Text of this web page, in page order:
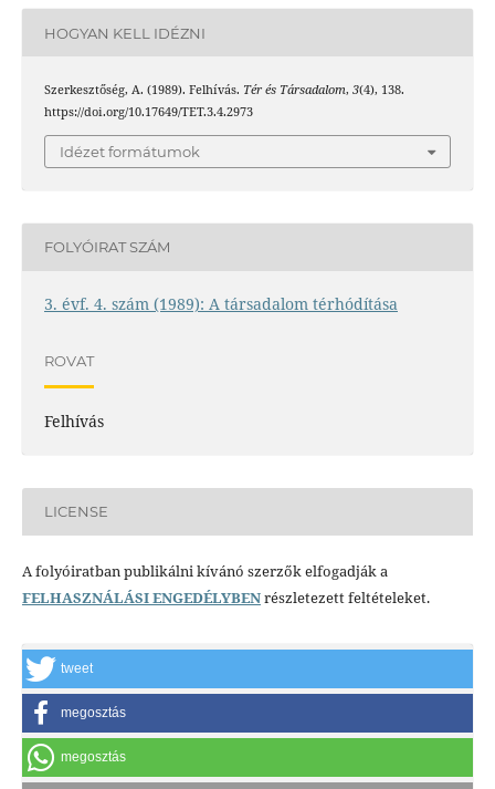
HOGYAN KELL IDÉZNI
Szerkesztőség, A. (1989). Felhívás. Tér és Társadalom, 3(4), 138.
https://doi.org/10.17649/TET.3.4.2973
Idézet formátumok
FOLYÓIRAT SZÁM
3. évf. 4. szám (1989): A társadalom térhódítása
ROVAT
Felhívás
LICENSE
A folyóiratban publikálni kívánó szerzők elfogadják a
FELHASZNÁLÁSI ENGEDÉLYBENrészletezett feltételeket.
tweet
megosztás
megosztás